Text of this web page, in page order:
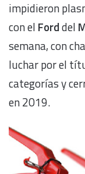
impidieron
con el Forddel
semana, con
luchar por el
categorías y
en 2019.